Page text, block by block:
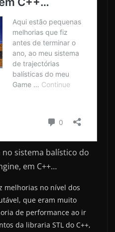
no sistema balístico do
em C++…
melhorias no nível dos
que eram muito
de performance ao ir
da libraria STL do C++,